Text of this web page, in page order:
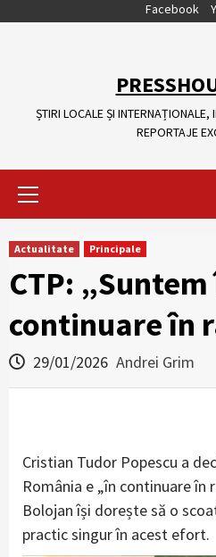
Facebook
ȘTIRI LOCALE ȘI
REPORTAJE
Actualitate Principale
CTP: „Suntem
continuare în
29/01/2026 Andrei Grim
Cristian Tudor Popescu a
România e „în continuare în
Bolojan își dorește să o
practic singur în acest efort.